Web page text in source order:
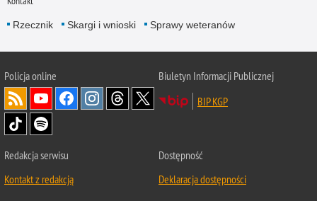
Rzecznik Skargi i wnioski Sprawy weteranów
Policjaonline
Biuletyn Informacji Publicznej
BIP KGP
Redakcja serwisu
Kontakt z redakcją
Dostępność
Deklaracja dostępności